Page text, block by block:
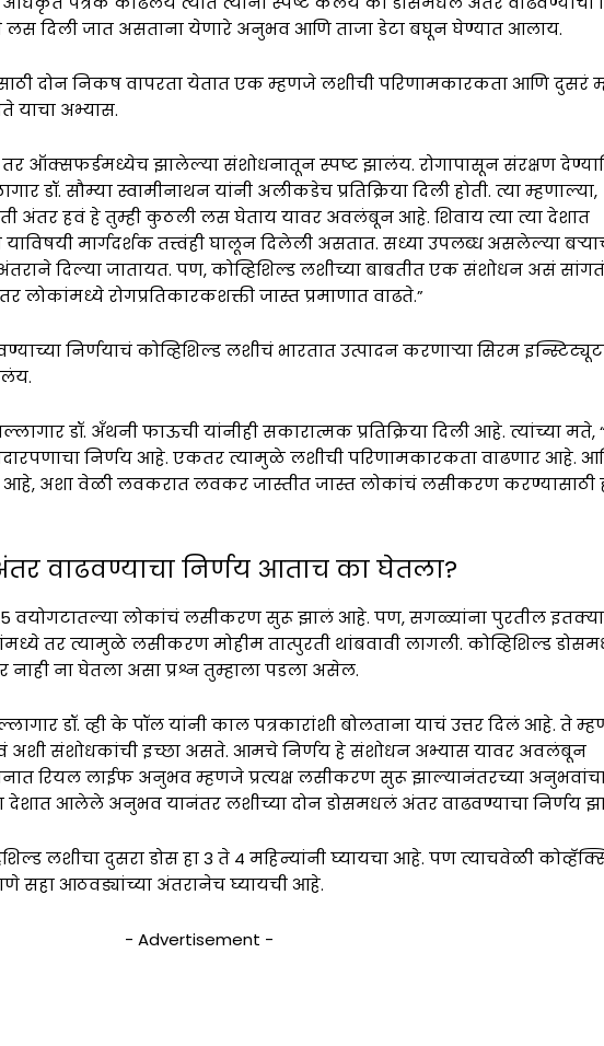
दिली जात असताना येणारे अनुभव आणि ताजा डेटा बघून घेण्यात आलाय.
दोन निकष वापरता येतात एक म्हणजे लशीची परिणामकारकता आणि दुसरं
याचा अभ्यास.
ऑक्सफर्डमध्येच झालेल्या संशोधनातून स्पष्ट झालंय. रोगापासून संरक्षण
डॉ. सौम्या स्वामीनाथन यांनी अलीकडेच प्रतिक्रिया दिली होती. त्या म्हणाल्या,
अंतर हवं हे तुम्ही कुठली लस घेताय यावर अवलंबून आहे. शिवाय त्या त्या देशात
मार्गदर्शक तत्त्वंही घालून दिलेली असतात. सध्या उपलब्ध असलेल्या
दिल्या जातायत. पण, कोव्हिशिल्ड लशीच्या बाबतीत एक संशोधन असं
लोकांमध्ये रोगप्रतिकारकशक्ती जास्त प्रमाणात वाढते.”
निर्णयाचं कोव्हिशिल्ड लशीचं भारतात उत्पादन करणाऱ्या सिरम
डॉ. अँथनी फाऊची यांनीही सकारात्मक प्रतिक्रिया दिली आहे. त्यांच्या मते,
निर्णय आहे. एकतर त्यामुळे लशीची परिणामकारकता वाढणार आहे.
आहे, अशा वेळी लवकरात लवकर जास्तीत जास्त लोकांचं लसीकरण करण्यासाठी
वाढवण्याचा निर्णय आताच का घेतला?
वयोगटातल्या लोकांचं लसीकरण सुरू झालं आहे. पण, सगळ्यांना पुरतील इतक्या
तर त्यामुळे लसीकरण मोहीम तात्पुरती थांबवावी लागली. कोव्हिशिल्ड
नाही ना घेतला असा प्रश्न तुम्हाला पडला असेल.
डॉ. व्ही के पॉल यांनी काल पत्रकारांशी बोलताना याचं उत्तर दिलं आहे. ते
अशी संशोधकांची इच्छा असते. आमचे निर्णय हे संशोधन अभ्यास यावर अवलंबून
रियल लाईफ अनुभव म्हणजे प्रत्यक्ष लसीकरण सुरू झाल्यानंतरच्या
आलेले अनुभव यानंतर लशीच्या दोन डोसमधलं अंतर वाढवण्याचा निर्णय
लशीचा दुसरा डोस हा 3 ते 4 महिन्यांनी घ्यायचा आहे. पण त्याचवेळी
सहा आठवड्यांच्या अंतरानेच घ्यायची आहे.
- Advertisement -